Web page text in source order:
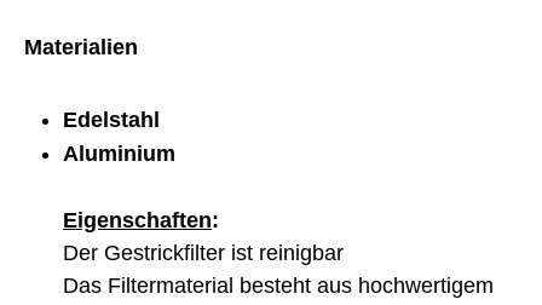
Materialien
Edelstahl
Aluminium
Eigenschaften:
Der Gestrickfilter ist reinigbar
Das Filtermaterial besteht aus hochwertigem